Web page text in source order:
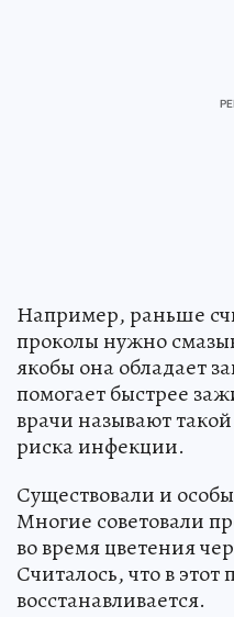
Например, раньше
проколы нужно
якобы она обладает
помогает быстрее
врачи называют
риска инфекции.
Существовали и
Многие советовали
во время цветения
Считалось, что в
восстанавливается.